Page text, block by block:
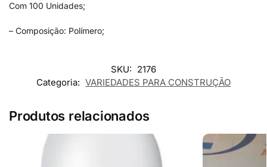
Com 100 Unidades;
– Composição: Polímero;
SKU: 2176
Categoria: VARIEDADES PARA CONSTRUÇÃO
Produtos relacionados